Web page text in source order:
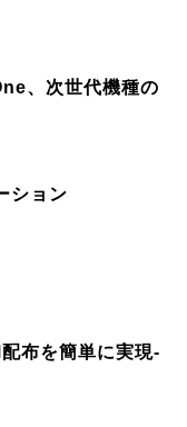
、次世代機種の
ション
布を簡単に実現-